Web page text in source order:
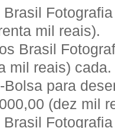
mil reais).
Brasil
mil reais) cada.
Bolsa para
(dez mil